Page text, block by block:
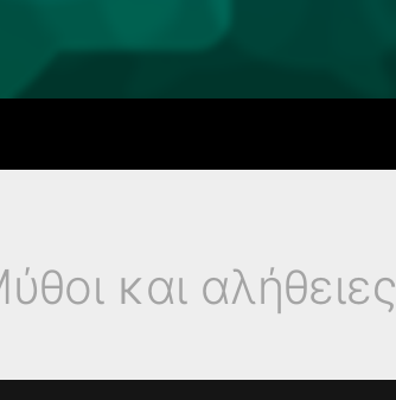
και αλήθειες